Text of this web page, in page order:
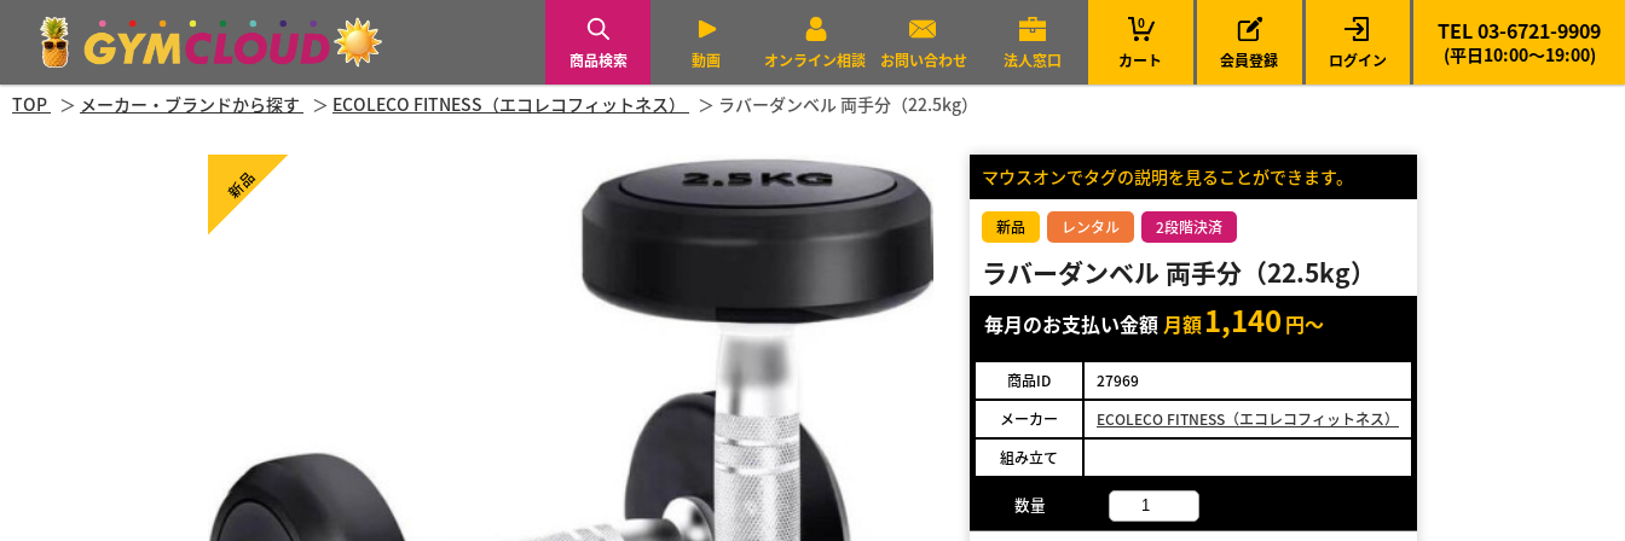
商品検索 動画 オンライン相談 お問い合わせ 法人窓口 カート
0
会員登録 ログイン
TEL 03-6721-9909
(平日10:00～19:00)
TOP メーカー・ブランドから探す ECOLECO FITNESS（エコレコフィットネス） ラバーダンベル 両手分（22.5kg）
新品 マウスオンでタグの説明を見ることができます。
新品 レンタル 2段階決済
ラバーダンベル 両手分（22.5kg）
毎月のお支払い金額 月額1,140 円～
商品ID
27969
メーカー
ECOLECO FITNESS（エコレコフィットネス）
組み立て
数量